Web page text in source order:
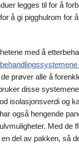
legges til for å
å gi pigghulrom for
med å
prøver alle å
disse
isolasjonsverdi og
også hengende
Med de
del av pakken, så